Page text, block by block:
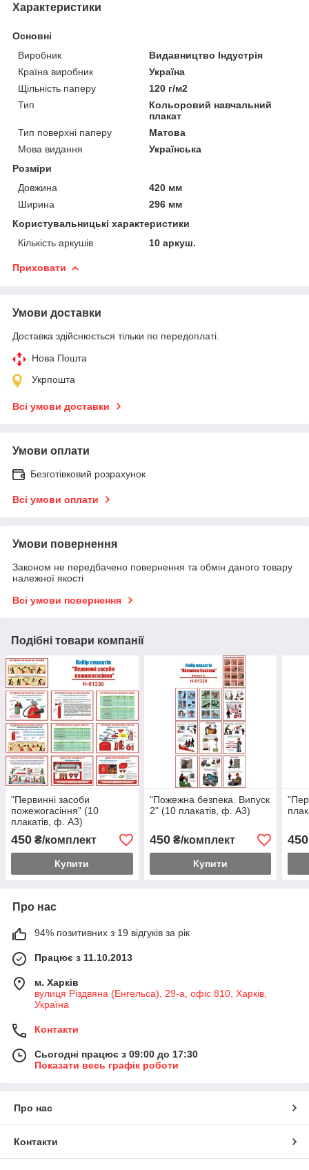
Характеристики
Основні
Виробник
Видавництво Індустрія
Країна виробник
Україна
Щільність паперу
120 г/м2
Тип
Кольоровий навчальний
плакат
Тип поверхні паперу
Матова
Мова видання
Українська
Розміри
Довжина
420 мм
Ширина
296 мм
Користувальницькі характеристики
Кількість аркушів
10 аркуш.
Приховати
Умови доставки
Доставка здійснюється тільки по передоплаті.
Нова Пошта
Укрпошта
Всі умови доставки
Умови оплати
Безготівковий розрахунок
Всі умови оплати
Умови повернення
Законом не передбачено повернення та обмін даного товару
належної якості
Всі умови повернення
Подібні товари компанії
"Первинні засоби
пожежогасіння" (10
плакатів, ф. А3)
450 ₴/комплект
Купити
"Пожежна безпека. Випуск
2" (10 плакатів, ф. А3)
450₴/комплект
Купити
450
Про нас
94% позитивних з 19 відгуків за рік
Працює з 11.10.2013
м. Харків
вулиця Різдвяна (Енгельса), 29-а, офіс 810, Харків,
Україна
Контакти
Сьогодні працює з 09:00 до 17:30
Показати весь графік роботи
Про нас
Контакти